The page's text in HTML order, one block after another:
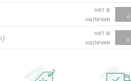
нет в
наличии
о
)
нет в
наличии
о